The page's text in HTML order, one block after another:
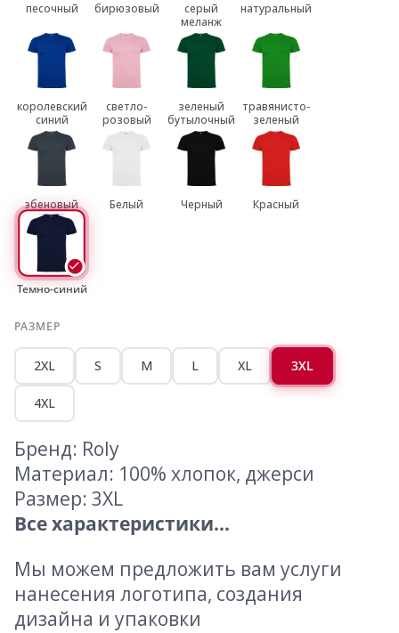
песочный бирюзовый
серый
меланж
натуральный
королевский
синий
светло-
розовый
зеленый
бутылочный
травянисто-
зеленый
эбеновый Белый Черный Красный
Темно-синий
РАЗМЕР
2XL S M L XL 3XL
4XL
Бренд: Roly
Материал: 100% хлопок, джерси
Размер: 3XL
Все характеристики...
Мы можем предложить вам услуги
нанесения логотипа, создания
дизайна и упаковки